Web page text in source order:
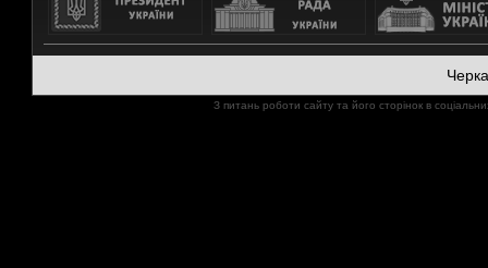
З питань роботи сайту та його сторінок в